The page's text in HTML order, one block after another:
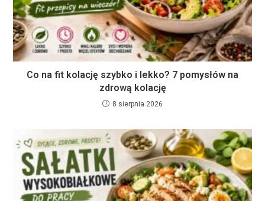
Co na fit kolację szybko i lekko? 7 pomysłów na
zdrową kolację
8 sierpnia 2026